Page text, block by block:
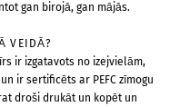
gan birojā, gan mājās.
VEIDĀ?
ir izgatavots no izejvielām,
ir sertificēts ar PEFC zīmogu
droši drukāt un kopēt un